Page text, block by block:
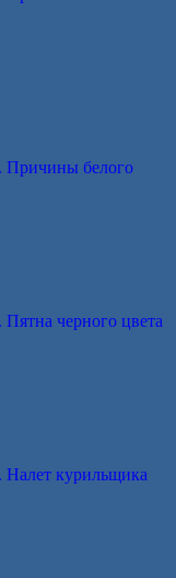
Причины белого
черного цвета
курильщика